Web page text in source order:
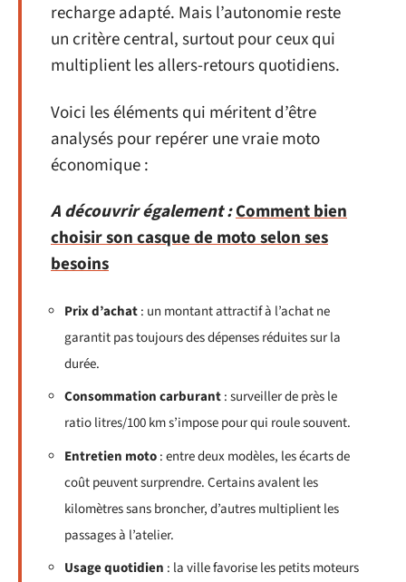
recharge adapté. Mais l’autonomie reste
un critère central, surtout pour ceux qui
multiplient les allers-retours quotidiens.
Voici les éléments qui méritent d’être
analysés pour repérer une vraie moto
économique :
A découvrir également :Comment bien
choisir son casque de moto selon ses
besoins
Prix d’achat: un montant attractif à l’achat ne
garantit pas toujours des dépenses réduites sur la
durée.
Consommation carburant: surveiller de près le
ratio litres/100 km s’impose pour qui roule souvent.
Entretien moto: entre deux modèles, les écarts de
coût peuvent surprendre. Certains avalent les
kilomètres sans broncher, d’autres multiplient les
passages à l’atelier.
Usage quotidien : la ville favorise les petits moteurs